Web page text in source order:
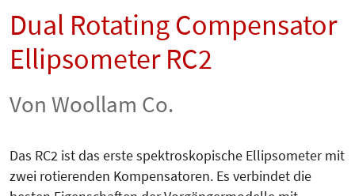
Dual Rotating Compensator
Ellipsometer RC2
Von Woollam Co.
Das RC2 ist das erste spektroskopische Ellipsometer mit
zwei rotierenden Kompensatoren. Es verbindet die